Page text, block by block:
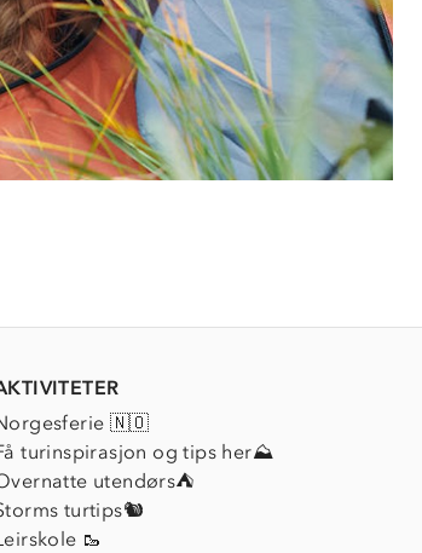
🇳🇴
turinspirasjon og tips her⛰
utendørs⛺
turtips🐿️
🥾